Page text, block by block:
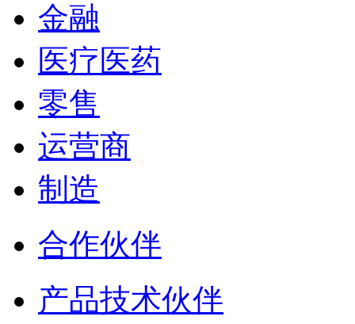
金融
医疗医药
零售
运营商
制造
合作伙伴
产品技术伙伴